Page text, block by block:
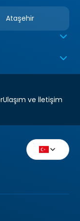
Ataşehir
Ulaşım ve İletişim